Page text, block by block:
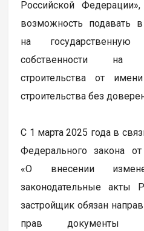
Российской
возможность подавать
на
собственности на
строительства от
строительства без
С 1 марта 2025 года в
Федерального закона
«О внесении
законодательные акты
застройщик обязан
прав документы